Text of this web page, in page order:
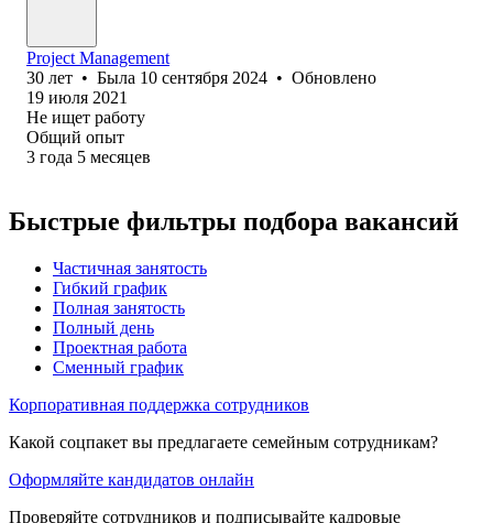
Project Management
30 лет • Была 10 сентября 2024 • Обновлено
19 июля 2021
Не ищет работу
Общий опыт
3 года 5 месяцев
Быстрые фильтры подбора вакансий
Частичная занятость
Гибкий график
Полная занятость
Полный день
Проектная работа
Сменный график
Корпоративная поддержка сотрудников
Какой соцпакет вы предлагаете семейным сотрудникам?
Оформляйте кандидатов онлайн
Проверяйте сотрудников и подписывайте кадровые